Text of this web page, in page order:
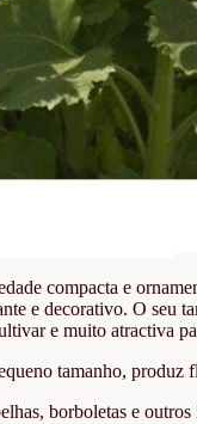
compacta e
e decorativo. O seu
e muito atractiva
tamanho, produz
borboletas e